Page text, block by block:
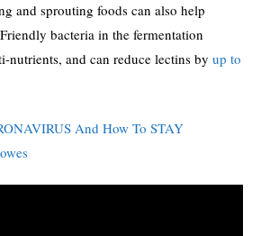
and sprouting foods can also help
bacteria in the fermentation
nutrients, and can reduce lectins by up to
And How To STAY